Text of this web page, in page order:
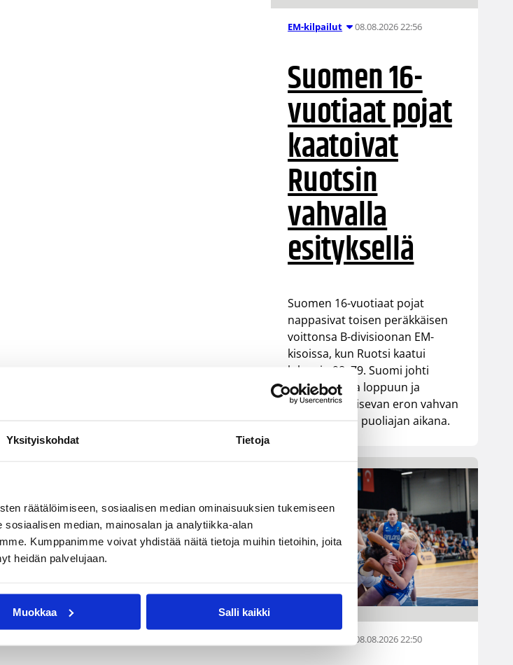
Yksityiskohdat Tietoja
räätälöimiseen, sosiaalisen median ominaisuuksien tukemiseen
median, mainosalan ja analytiikka-alan
Kumppanimme voivat yhdistää näitä tietoja muihin tietoihin, joita
heidän palvelujaan.
Muokkaa Salli kaikki
EM-kilpailut 08.08.2026 22:56
Suomen 16-
vuotiaat pojat
kaatoivat
Ruotsin
vahvalla
esityksellä
Suomen 16-vuotiaat pojat
nappasivat toisen peräkkäisen
voittonsa B-divisioonan EM-
kisoissa, kun Ruotsi kaatui
lukemin 98–79. Suomi johti
ottelua alusta loppuun ja
rakensi ratkaisevan eron vahvan
ensimmäisen puoliajan aikana.
08.08.2026 22:50